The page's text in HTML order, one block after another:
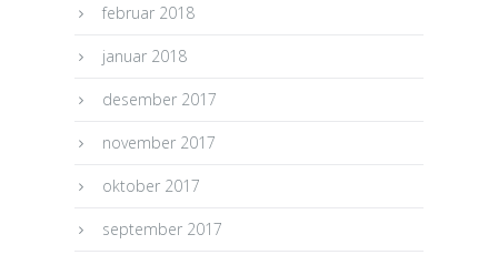
februar 2018
januar 2018
desember 2017
november 2017
oktober 2017
september 2017